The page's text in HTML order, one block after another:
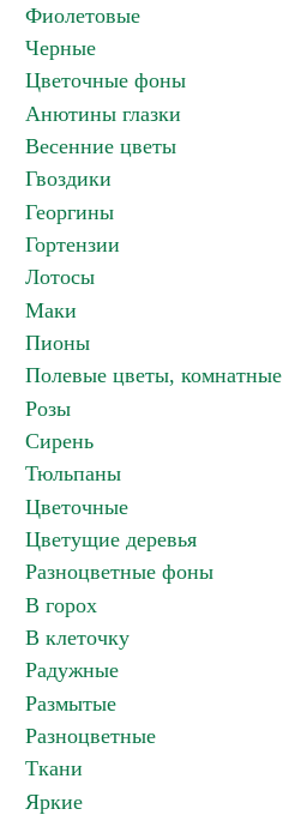
Фиолетовые
Черные
Цветочные фоны
Анютины глазки
Весенние цветы
Гвоздики
Георгины
Гортензии
Лотосы
Маки
Пионы
Полевые цветы, комнатные
Розы
Сирень
Тюльпаны
Цветочные
Цветущие деревья
Разноцветные фоны
В горох
В клеточку
Радужные
Размытые
Разноцветные
Ткани
Яркие